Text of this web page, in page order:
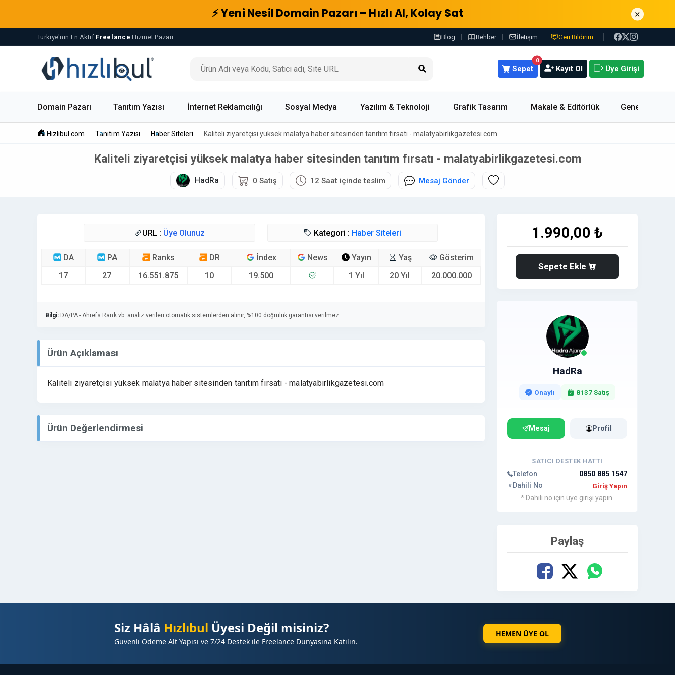
⚡ Yeni Nesil Domain Pazarı – Hızlı Al, Kolay Sat ×
Türkiye'nin En Aktif Freelance Hizmet Pazarı Blog Rehber İletişim Geri Bildirim
0
Sepet Kayıt Ol Üye Girişi
Domain Pazarı Tanıtım Yazısı İnternet Reklamcılığı Sosyal Medya Yazılım & Teknoloji Grafik Tasarım Makale & Editörlük Genel
Hızlıbul.com Tanıtım Yazısı Haber Siteleri Kaliteli ziyaretçisi yüksek malatya haber sitesinden tanıtım fırsatı - malatyabirlikgazetesi.com
Kaliteli ziyaretçisi yüksek malatya haber sitesinden tanıtım fırsatı - malatyabirlikgazetesi.com
HadRa 0 Satış 12 Saat içinde teslim Mesaj Gönder
URL : Üye Olunuz Kategori : Haber Siteleri
DA
17
PA
27
Ranks
16.551.875
DR
10
İndex
19.500
News
Yayın
1 Yıl
Yaş
20 Yıl
Gösterim
20.000.000
Bilgi: DA/PA - Ahrefs Rank vb. analiz verileri otomatik sistemlerden alınır, %100 doğruluk garantisi verilmez.
Ürün Açıklaması
Kaliteli ziyaretçisi yüksek malatya haber sitesinden tanıtım fırsatı - malatyabirlikgazetesi.com
Ürün Değerlendirmesi
1.990,00 ₺
Sepete Ekle
HadRa
Onaylı 8137 Satış
Mesaj Profil
SATICI DESTEK HATTI
Telefon
0850 885 1547
Dahili No
Giriş Yapın
* Dahili no için üye girişi yapın.
Paylaş
Siz Hâlâ Hızlıbul Üyesi Değil misiniz?
Güvenli Ödeme Alt Yapısı ve 7/24 Destek ile Freelance Dünyasına Katılın.
HEMEN ÜYE OL